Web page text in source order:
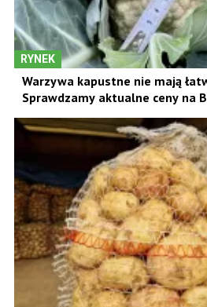
RYNEK
Warzywa kapustne nie mają
Sprawdzamy aktualne ceny na